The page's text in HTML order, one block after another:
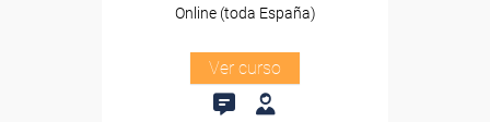
Online (toda España)
Ver curso